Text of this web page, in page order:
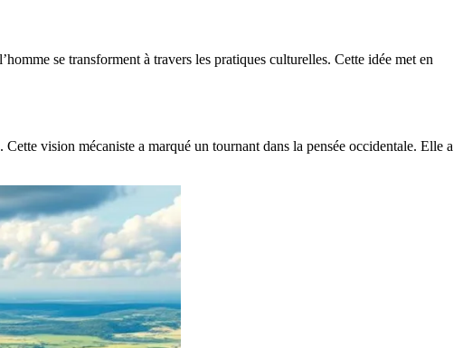
se transforment à travers les pratiques culturelles. Cette idée met en
vision mécaniste a marqué un tournant dans la pensée occidentale. Elle a